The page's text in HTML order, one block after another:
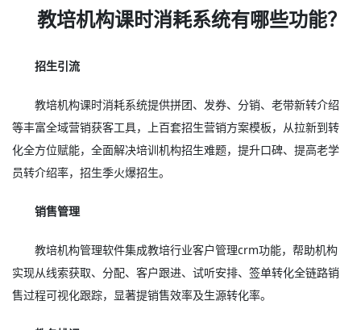
教培机构课时消耗系统有哪些功能？
招生引流
教培机构课时消耗系统提供拼团、发券、分销、老带新转介绍
等丰富全域营销获客工具，上百套招生营销方案模板，从拉新到转
化全方位赋能，全面解决培训机构招生难题，提升口碑、提高老学
员转介绍率，招生季火爆招生。
销售管理
教培机构管理软件集成教培行业客户管理crm功能，帮助机构
实现从线索获取、分配、客户跟进、试听安排、签单转化全链路销
售过程可视化跟踪，显著提销售效率及生源转化率。